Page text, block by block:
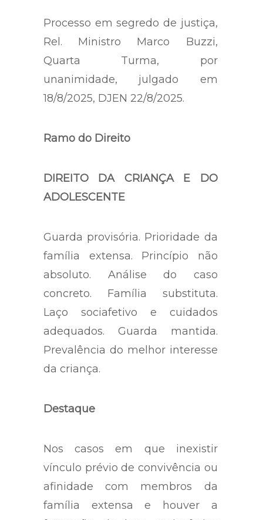
Processo em segredo de justiça,
Rel. Ministro Marco Buzzi,
Quarta Turma, por
unanimidade, julgado em
DIREITO DA CRIANÇA E DO
Guarda provisória. Prioridade da
família extensa. Princípio não
absoluto. Análise do caso
concreto. Família substituta.
Laço sociafetivo e cuidados
adequados. Guarda mantida.
Prevalência do melhor interesse
Nos casos em que inexistir
vínculo prévio de convivência ou
afinidade com membros da